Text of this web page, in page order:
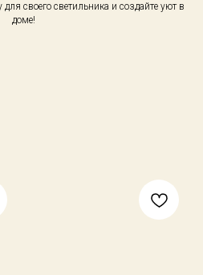
своего светильника и создайте уют в
доме!